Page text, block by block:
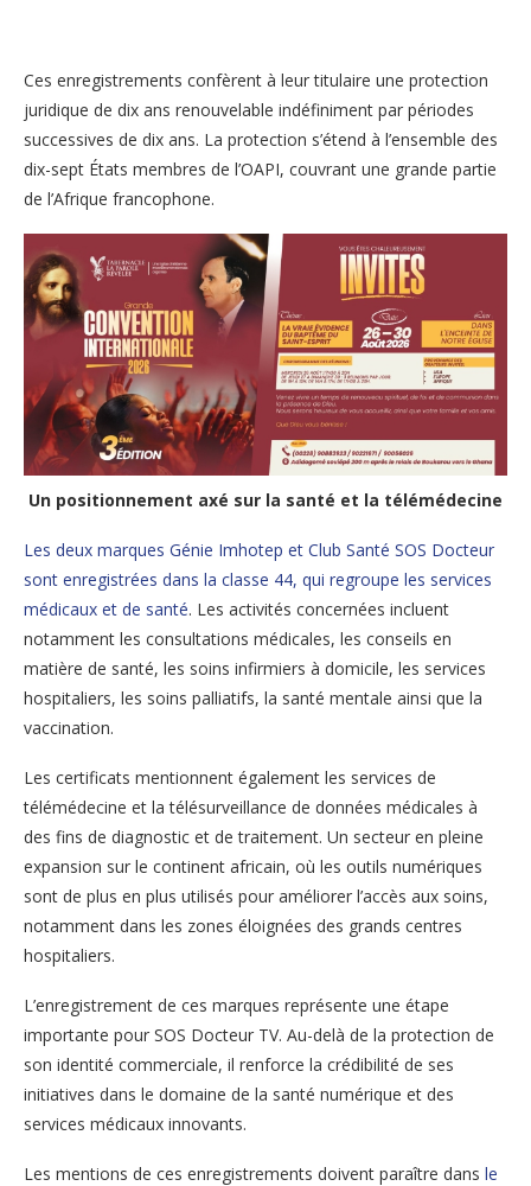
Ces enregistrements confèrent à leur titulaire une protection
juridique de dix ans renouvelable indéfiniment par périodes
successives de dix ans. La protection s’étend à l’ensemble des
dix-sept États membres de l’OAPI, couvrant une grande partie
de l’Afrique francophone.
Un positionnement axé sur la santé et la télémédecine
Les deux marques Génie Imhotep et Club Santé SOS Docteur
sont enregistrées dans la classe 44, qui regroupe les services
médicaux et de santé. Les activités concernées incluent
notamment les consultations médicales, les conseils en
matière de santé, les soins infirmiers à domicile, les services
hospitaliers, les soins palliatifs, la santé mentale ainsi que la
vaccination.
Les certificats mentionnent également les services de
télémédecine et la télésurveillance de données médicales à
des fins de diagnostic et de traitement. Un secteur en pleine
expansion sur le continent africain, où les outils numériques
sont de plus en plus utilisés pour améliorer l’accès aux soins,
notamment dans les zones éloignées des grands centres
hospitaliers.
L’enregistrement de ces marques représente une étape
importante pour SOS Docteur TV. Au-delà de la protection de
son identité commerciale, il renforce la crédibilité de ses
initiatives dans le domaine de la santé numérique et des
services médicaux innovants.
Les mentions de ces enregistrements doivent paraître dans le